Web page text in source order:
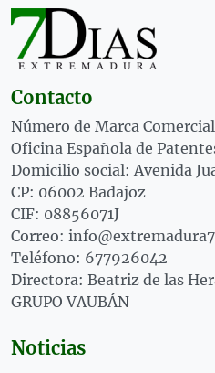
Contacto
Número de Marca
Oficina Española de
Domicilio social: Avenida
CP: 06002 Badajoz
CIF: 08856071J
Correo:
Teléfono: 677926042
Directora: Beatriz de las
GRUPO VAUBÁN
Noticias